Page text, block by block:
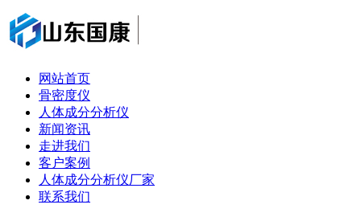
网站首页
骨密度仪
人体成分分析仪
新闻资讯
走进我们
客户案例
人体成分分析仪厂家
联系我们